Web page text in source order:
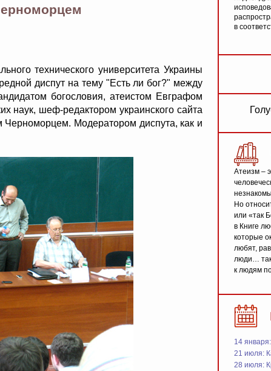
технического университета Украины
диспут на тему "Есть ли бог?" между
богословия, атеистом Евграфом
наук, шеф-редактором украинского сайта
Модератором диспута, как и
в
Атеизм –
Но
или «так
в Книге
которые
любят,
люди…
к людям
14
21 июля:
28 июля: